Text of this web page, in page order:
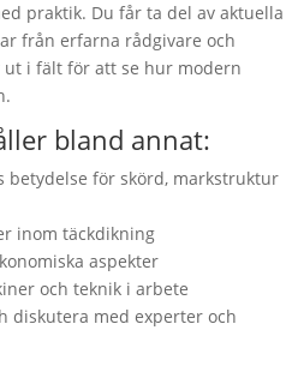
praktik. Du får ta del av aktuella
från erfarna rådgivare och
i fält för att se hur modern
bland annat:
betydelse för skörd, markstruktur
inom täckdikning
aspekter
och teknik i arbete
diskutera med experter och